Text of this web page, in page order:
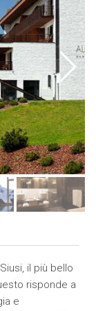
il più bello
risponde a
e